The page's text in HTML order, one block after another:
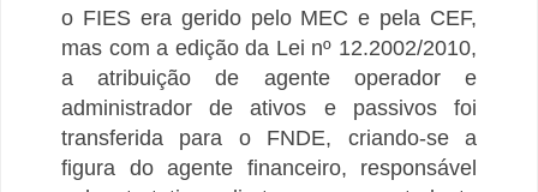
o FIES era gerido pelo MEC e pela CEF,
mas com a edição da Lei nº 12.2002/2010,
a atribuição de agente operador e
administrador de ativos e passivos foi
transferida para o FNDE, criando-se a
figura do agente financeiro, responsável